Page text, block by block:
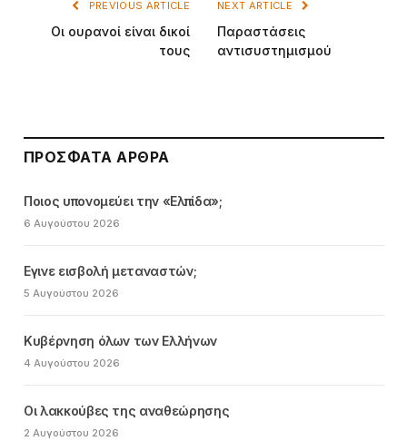
PREVIOUS ARTICLE
Οι ουρανοί είναι δικοί
τους
NEXT ARTICLE
Παραστάσεις
αντισυστημισμού
ΠΡΌΣΦΑΤΑ ΆΡΘΡΑ
Ποιος υπονομεύει την «Ελπίδα»;
6 Αυγούστου 2026
Εγινε εισβολή μεταναστών;
5 Αυγούστου 2026
Κυβέρνηση όλων των Ελλήνων
4 Αυγούστου 2026
Οι λακκούβες της αναθεώρησης
2 Αυγούστου 2026